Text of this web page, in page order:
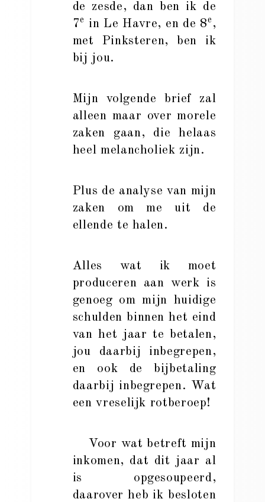
de zesde, dan ben ik de
7e in Le Havre, en de 8e ,
met Pinksteren, ben ik
bij jou.
Mijn volgende brief zal
alleen maar over morele
zaken gaan, die helaas
heel melancholiek zijn.
Plus de analyse van mijn
zaken om me uit de
ellende te halen.
Alles wat ik moet
produceren aan werk is
genoeg om mijn huidige
schulden binnen het eind
van het jaar te betalen,
jou daarbij inbegrepen,
en ook de bijbetaling
daarbij inbegrepen. Wat
een vreselijk rotberoep!
Voor wat betreft mijn
inkomen, dat dit jaar al
is opgesoupeerd,
daarover heb ik besloten